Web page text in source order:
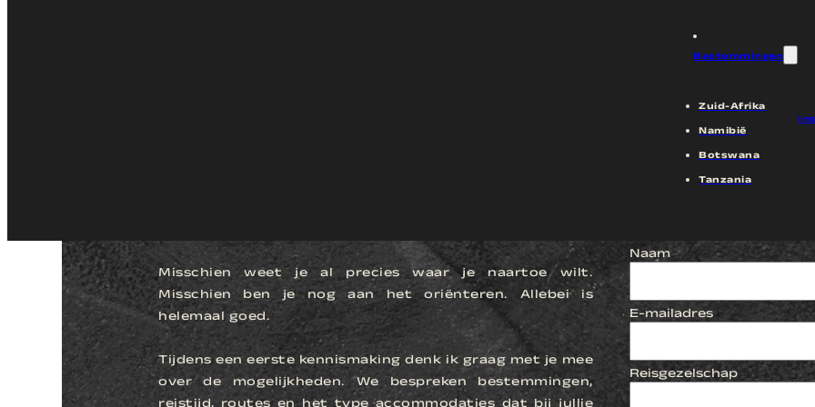
Bestemmingen
Zuid-Afrika
Namibië
Botswana
Tanzania
Misschien weet je al precies waar je naartoe wilt.
Misschien ben je nog aan het oriënteren. Allebei is
helemaal goed.
Tijdens een eerste kennismaking denk ik graag met je mee
over de mogelijkheden. We bespreken bestemmingen,
Naam
E-mailadres
Reisgezelschap